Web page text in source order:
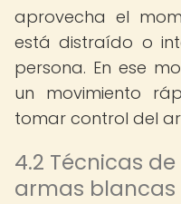
aprovecha el
está distraído o
persona. En ese
un movimiento
tomar control del
4.2 Técnicas
armas blancas